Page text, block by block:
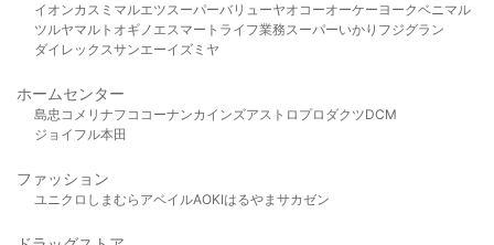
イオンカスミ マルエツスーパーバリューヤオコーオーケー ヨークベニマル
ツルヤマルト オギノ エスマート ライフ業務スーパーいかり フジグラン
ダイレックスサンエーイズミヤ
ホームセンター
島忠 コメリ ナフコ コーナンカインズアストロプロダクツDCM
ジョイフル本田
ファッション
ユニクロ しまむら アベイルAOKIはるやま サカゼン